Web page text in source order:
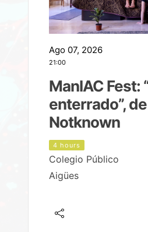
Ago 07, 2026
21:00
ManIAC Fest:
enterrado”,
Notknown
4 hours
Colegio Público
Aigües